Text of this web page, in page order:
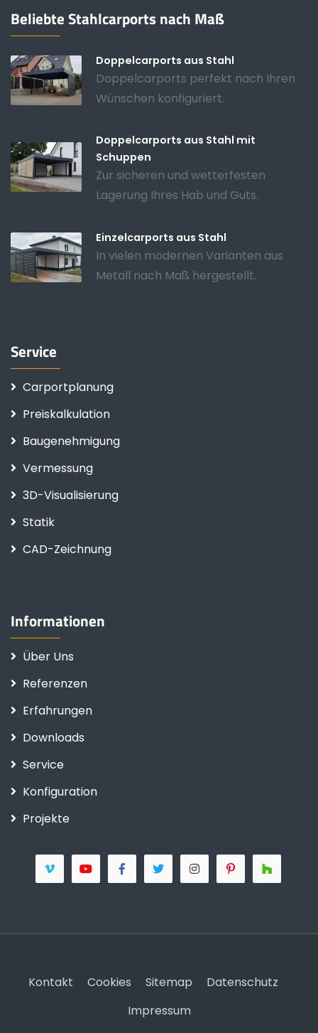
Beliebte Stahlcarports nach Maß
Doppelcarports aus Stahl
Doppelcarports perfekt nach Ihren
Wünschen konfiguriert.
Doppelcarports aus Stahl mit
Schuppen
Zur sicheren und wetterfesten
Lagerung Ihres Hab und Guts.
Einzelcarports aus Stahl
In vielen modernen Varianten aus
Metall nach Maß hergestellt.
Service
Carportplanung
Preiskalkulation
Baugenehmigung
Vermessung
3D-Visualisierung
Statik
CAD-Zeichnung
Informationen
Über Uns
Referenzen
Erfahrungen
Downloads
Service
Konfiguration
Projekte
Kontakt Cookies Sitemap
Datenschutz
Impressum